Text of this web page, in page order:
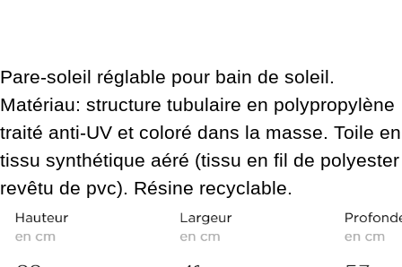
Pare-soleil réglable pour bain de soleil.
Matériau: structure tubulaire en polypropylène
traité anti-UV et coloré dans la masse. Toile en
tissu synthétique aéré (tissu en fil de polyester
revêtu de pvc). Résine recyclable.